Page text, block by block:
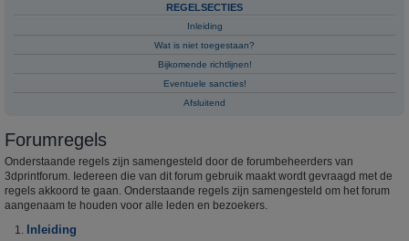
e
REGELSECTIES
Inleiding
Wat is niet toegestaan?
Bijkomende richtlijnen!
Eventuele sancties!
Afsluitend
Forumregels
Onderstaande regels zijn samengesteld door de forumbeheerders van
3dprintforum. Iedereen die van dit forum gebruik maakt wordt gevraagd met de
regels akkoord te gaan. Onderstaande regels zijn samengesteld om het forum
aangenaam te houden voor alle leden en bezoekers.
Inleiding